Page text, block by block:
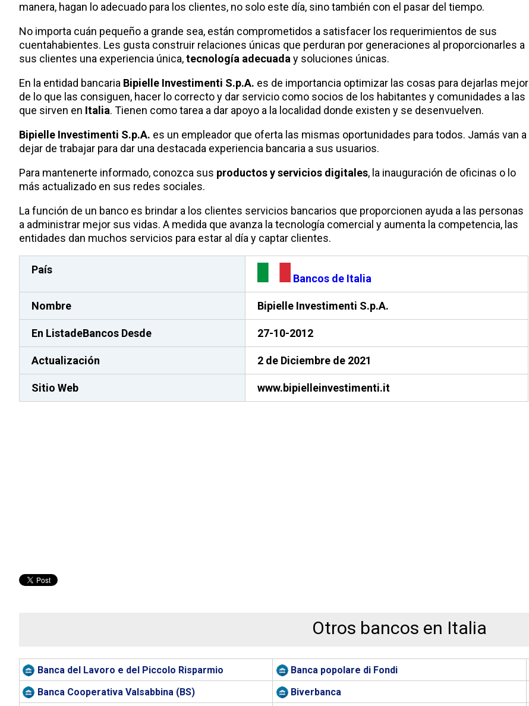
manera, hagan lo adecuado para los clientes, no solo este día, sino también con el pasar del tiempo.
No importa cuán pequeño a grande sea, están comprometidos a satisfacer los requerimientos de sus
cuentahabientes. Les gusta construir relaciones únicas que perduran por generaciones al proporcionarles a
sus clientes una experiencia única,tecnología adecuada y soluciones únicas.
En la entidad bancaria Bipielle Investimenti S.p.A. es de importancia optimizar las cosas para dejarlas mejor
de lo que las consiguen, hacer lo correcto y dar servicio como socios de los habitantes y comunidades a las
que sirven en Italia. Tienen como tarea a dar apoyo a la localidad donde existen y se desenvuelven.
Bipielle Investimenti S.p.A. es un empleador que oferta las mismas oportunidades para todos. Jamás van a
dejar de trabajar para dar una destacada experiencia bancaria a sus usuarios.
Para mantenerte informado, conozca sus productos y servicios digitales, la inauguración de oficinas o lo
más actualizado en sus redes sociales.
La función de un banco es brindar a los clientes servicios bancarios que proporcionen ayuda a las personas
a administrar mejor sus vidas. A medida que avanza la tecnología comercial y aumenta la competencia, las
entidades dan muchos servicios para estar al día y captar clientes.
País
Bancos de Italia
Nombre Bipielle Investimenti S.p.A.
En ListadeBancos Desde 27-10-2012
Actualización 2 de Diciembre de 2021
Sitio Web www.bipielleinvestimenti.it
Otros bancos en Italia
Banca del Lavoro e del Piccolo Risparmio Banca popolare di Fondi
Banca Cooperativa Valsabbina (BS)
Biverbanca